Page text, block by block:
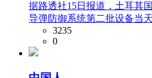
据路透社15日报道，土耳其
导弹防御系统第二批设备当
3235
0